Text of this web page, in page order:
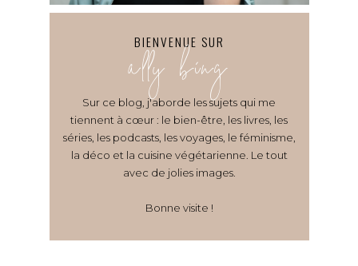
BIENVENUE SUR
ally bing
Sur ce blog, j'aborde les sujets qui me
tiennent à cœur : le bien-être, les livres, les
séries, les podcasts, les voyages, le féminisme,
la déco et la cuisine végétarienne. Le tout
avec de jolies images.
Bonne visite !